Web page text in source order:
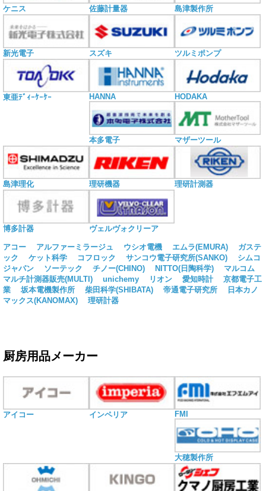
ケニス 佐藤計量器 島津製作所
新光電子 スズキ ツルミポンプ
東亜ﾃﾞｨｰｹｰｹｰ HANNA HODAKA
本多電子 マザーツール
島津理化 理研機器 理研計測器
博多計器 ヴェルヴォクリーア
アコー アルファーミラージュ ウシオ電機 エムラ(EMURA)
ガステ
ック
ケット科学 コフロック サンコウ電子研究所(SANKO)
シムコ
ジャパン
ソーテック チノー(CHINO) NITTO(日陶科学)
マルコム
マルチ計測器販売(MULTI)
unichemy リオン 愛知時計
京都電子工
業
坂本電機製作所 柴田科学(SHIBATA) 帝通電子研究所
日本カノ
マックス(KANOMAX)
理研計器
厨房用品メーカー
アイコー インペリア FMI
大穂製作所